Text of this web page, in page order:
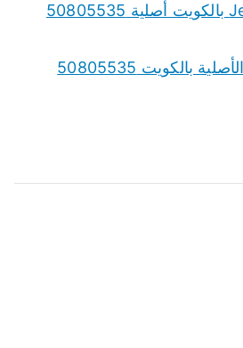
قطع غيار جيتور Jetour بالكويت أصلية 50805535
قطع غيار بايك BAIC الأصلية بالكويت 50805535